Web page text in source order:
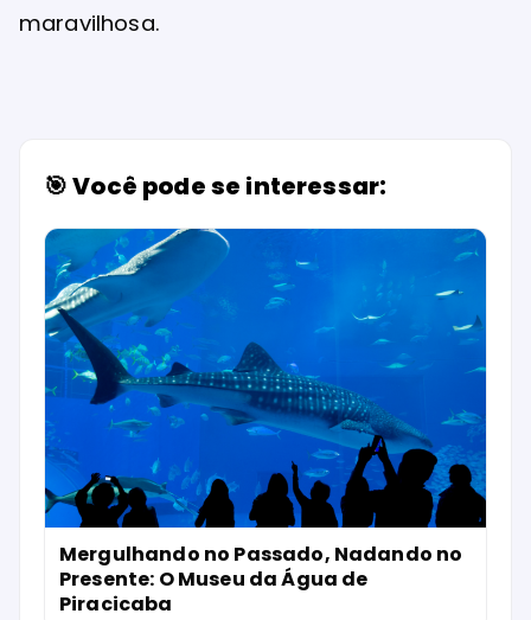
maravilhosa.
🎯 Você pode se interessar:
Mergulhando no Passado, Nadando no
Presente: O Museu da Água de
Piracicaba